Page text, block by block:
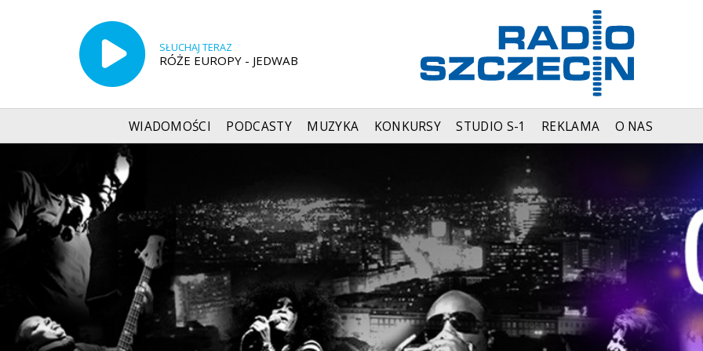
SŁUCHAJ TERAZ
RÓŻE EUROPY - JEDWAB
WIADOMOŚCI PODCASTY MUZYKA KONKURSY STUDIO S-1 REKLAMA O NAS